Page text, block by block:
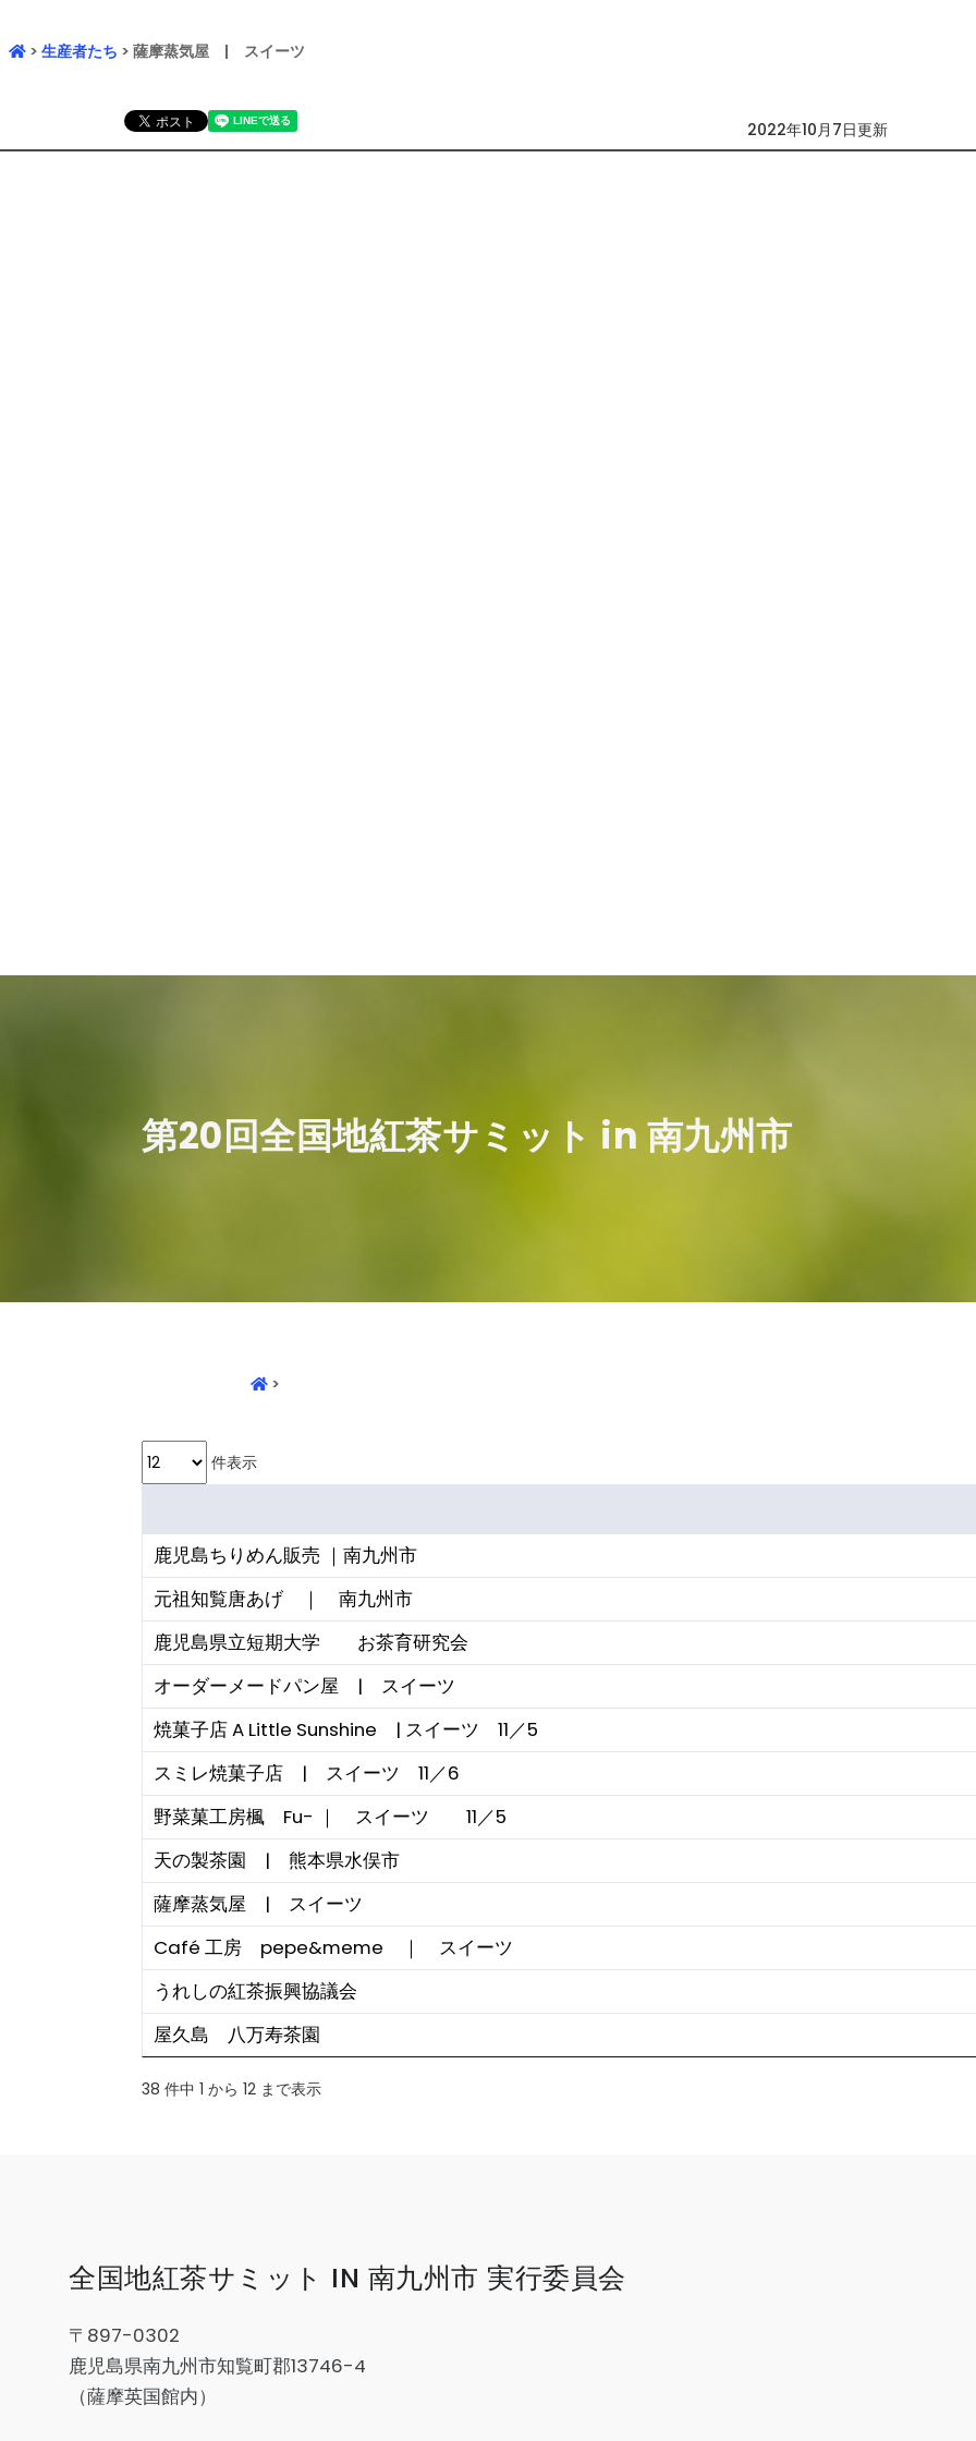
> 生産者たち > 薩摩蒸気屋 | スイーツ
2022年10月7日更新
​第20回全国地紅茶サミット in 南九州市
>
件表示
鹿児島ちりめん販売 ｜南九州市
元祖知覧唐あげ ｜ 南九州市
鹿児島県立短期大学 お茶育研究会
オーダーメードパン屋 | スイーツ
焼菓子店 A Little Sunshine | スイーツ 11／5
スミレ焼菓子店 | スイーツ 11／6
野菜菓工房楓 Fu- ｜ スイーツ 11／5
天の製茶園 | 熊本県水俣市
薩摩蒸気屋 | スイーツ
Café 工房 pepe&meme ｜ スイーツ
うれしの紅茶振興協議会
屋久島 八万寿茶園
38 件中 1 から 12 まで表示
全国地紅茶サミット IN 南九州市 実行委員会
〒897-0302
鹿児島県南九州市知覧町郡13746-4
（薩摩英国館内）